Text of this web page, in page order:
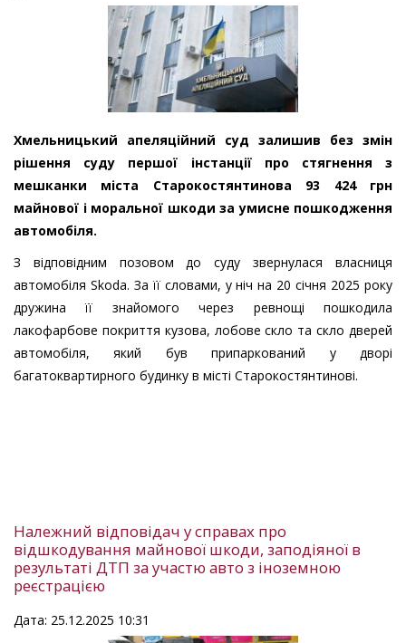
Хмельницький апеляційний суд залишив без змін
рішення суду першої інстанції про стягнення з
мешканки міста Старокостянтинова 93 424 грн
майнової і моральної шкоди за умисне пошкодження
автомобіля.
З відповідним позовом до суду звернулася власниця
автомобіля Skoda. За її словами, у ніч на 20 січня 2025 року
дружина її знайомого через ревнощі пошкодила
лакофарбове покриття кузова, лобове скло та скло дверей
автомобіля, який був припаркований у дворі
багатоквартирного будинку в місті Старокостянтинові.
Належний відповідач у справах про
відшкодування майнової шкоди, заподіяної в
результаті ДТП за участю авто з іноземною
реєстрацією
Дата: 25.12.2025 10:31